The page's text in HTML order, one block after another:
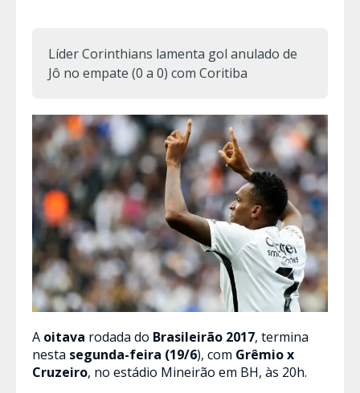
Líder Corinthians lamenta gol anulado de
Jô no empate (0 a 0) com Coritiba
A oitava rodada do Brasileirão 2017, termina
nesta segunda-feira (19/6), com Grêmio x
Cruzeiro, no estádio Mineirão em BH, às 20h.